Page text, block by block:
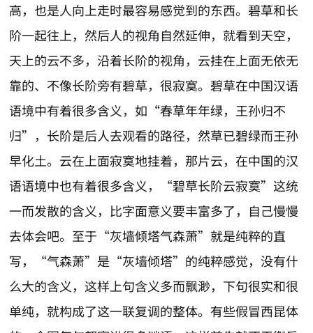
高，也是人向上走时最容易感觉到的东西。碧草和长
阶一起往上，然后人的视角自然延伸，就看到天空，
天上的云不多，沿着长阶的视角，云挂在上面无依无
靠的、不像长阶旁有碧草，很寂寞。碧草在中国汉语
语境中有着很多含义，如“春草年年绿，王孙归不
归”，长阶是后人去观看的路径，然草已碧绿而王孙
早化土。云在上面寂寞地挂着，那片云，在中国的汉
语语境中也有着很多含义，“碧草长阶云寂寞”这统
一而发散的含义，比字面意义要丰富多了，自己慢慢
去体会吧。至于“灰墙倾塔气森萧”就是纯粹的直
写，“气森萧”是“灰墙倾塔”的纯粹感觉，没有什
么大的含义，这样上句含义多而飘渺，下句很实和很
单纯，就构成了这一联复调的整体。有些假冒西昆体